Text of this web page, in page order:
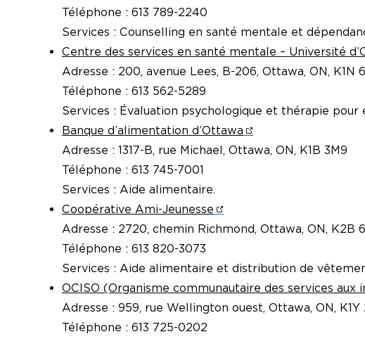
Téléphone : 613 789-2240
Services : Counselling en santé mentale et
Centre des services en santé mentale – Université
Adresse : 200, avenue Lees, B-206, Ottawa, ON, K1N
Téléphone : 613 562-5289
Services : Évaluation psychologique et thérapie
Banque d’alimentation d’Ottawa
Adresse : 1317-B, rue Michael, Ottawa, ON, K1B 3M9
Téléphone : 613 745-7001
Services : Aide alimentaire.
Coopérative Ami-Jeunesse
Adresse : 2720, chemin Richmond, Ottawa, ON, K2B
Téléphone : 613 820-3073
Services : Aide alimentaire et distribution de
OCISO (Organisme communautaire des services aux
Adresse : 959, rue Wellington ouest, Ottawa, ON, K1Y
Téléphone : 613 725-0202